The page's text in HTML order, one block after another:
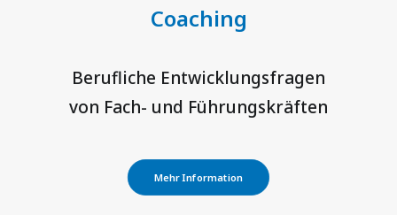
Coaching
Berufliche Entwicklungs­fragen
von Fach- und Führungskräften
Mehr Information